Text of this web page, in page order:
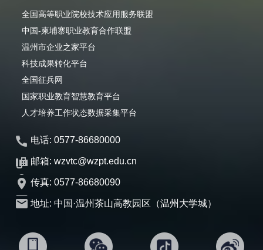
全国高等职业院校技术应用服务联盟
中国-柬埔寨职业教育合作联盟
温州市企业之家平台
科技成果转化平台
全国征兵网
国家职业教育智慧教育平台
人才培养工作状态数据采集平台
电话: 0577-86680000
邮箱: wzvtc@wzpt.edu.cn
传真: 0577-86680090
地址: 中国·温州茶山高教园区（温州大学城）